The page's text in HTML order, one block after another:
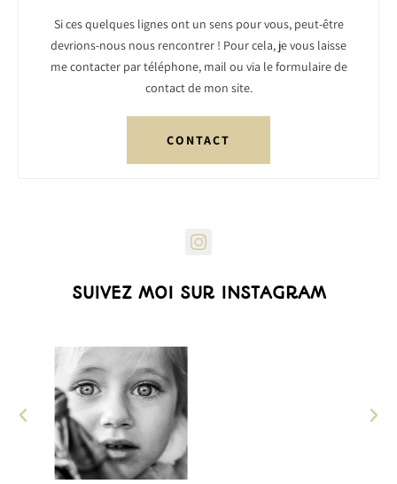
Si ces quelques lignes ont un sens pour vous, peut-être
devrions-nous nous rencontrer ! Pour cela, je vous laisse
me contacter par téléphone, mail ou via le formulaire de
contact de mon site.
CONTACT
SUIVEZ MOI SUR INSTAGRAM